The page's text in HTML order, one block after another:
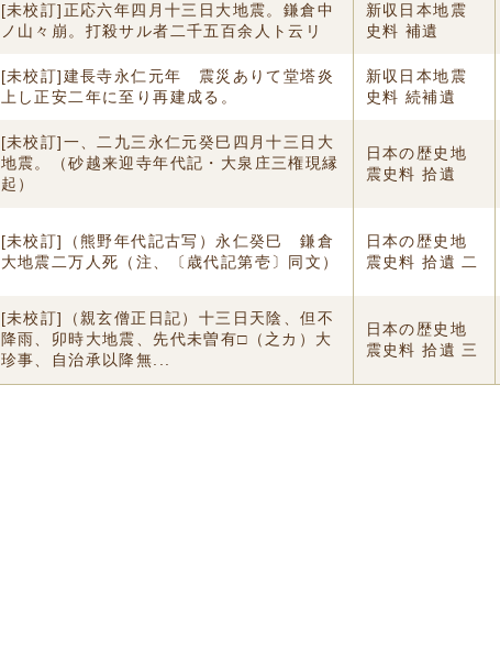
[未校訂]正応六年四月十三日大地震。鎌倉中
ノ山々崩。打殺サル者二千五百余人ト云リ
新収日本地震
史料 補遺
[未校訂]建長寺永仁元年 震災ありて堂塔炎
上し正安二年に至り再建成る。
新収日本地震
史料 続補遺
[未校訂]一、二九三永仁元癸巳四月十三日大
地震。（砂越来迎寺年代記・大泉庄三権現縁
起）
日本の歴史地
震史料 拾遺
[未校訂]（熊野年代記古写）永仁癸巳 鎌倉
大地震二万人死（注、〔歳代記第壱〕同文）
日本の歴史地
震史料 拾遺 二
[未校訂]（親玄僧正日記）十三日天陰、但不
降雨、卯時大地震、先代未曽有□（之カ）大
珍事、自治承以降無...
日本の歴史地
震史料 拾遺 三